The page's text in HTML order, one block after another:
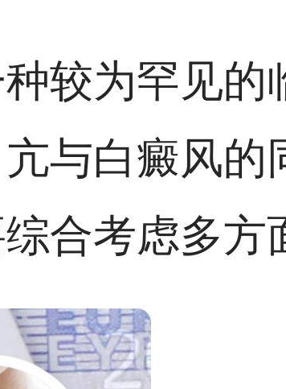
较为罕见的
与白癜风的
合考虑多方